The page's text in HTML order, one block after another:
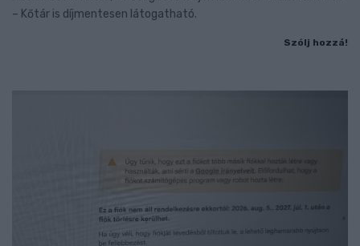
– Kőtár is díjmentesen látogatható.
Szólj hozzá!